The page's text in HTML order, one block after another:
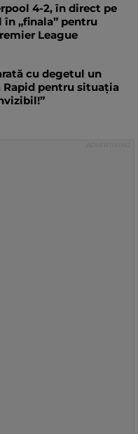
4-2, în direct pe
în „finala” pentru
League
cu degetul un
Rapid pentru situația